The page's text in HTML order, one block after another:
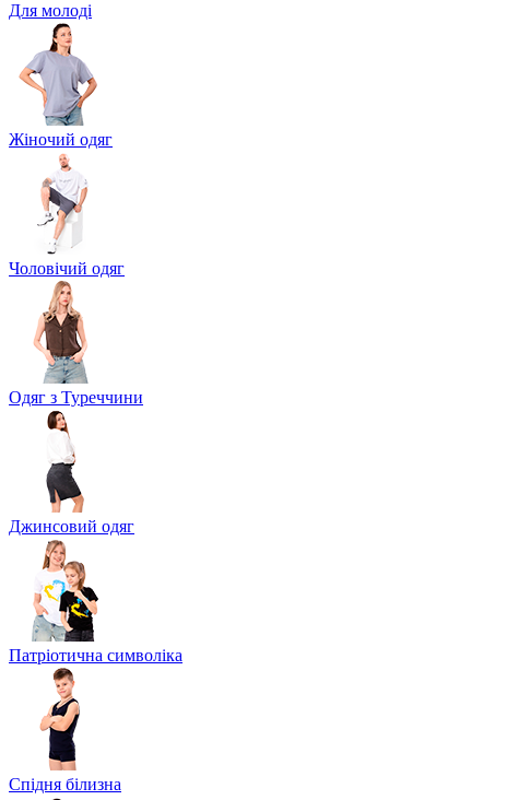
Для молоді
Жіночий одяг
Чоловічий одяг
Одяг з Туреччини
Джинсовий одяг
Патріотична символіка
Спідня білизна